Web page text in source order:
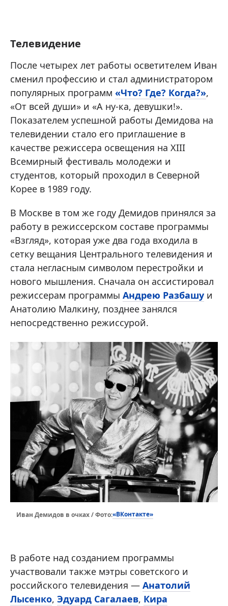
Телевидение
После четырех лет работы осветителем Иван
сменил профессию и стал администратором
популярных программ «Что? Где? Когда?»,
«От всей души» и «А ну-ка, девушки!».
Показателем успешной работы Демидова на
телевидении стало его приглашение в
качестве режиссера освещения на XIII
Всемирный фестиваль молодежи и
студентов, который проходил в Северной
Корее в 1989 году.
В Москве в том же году Демидов принялся за
работу в режиссерском составе программы
«Взгляд», которая уже два года входила в
сетку вещания Центрального телевидения и
стала негласным символом перестройки и
нового мышления. Сначала он ассистировал
режиссерам программы Андрею Разбашу и
Анатолию Малкину, позднее занялся
непосредственно режиссурой.
Иван Демидов в очках / Фото:«ВКонтакте»
В работе над созданием программы
участвовали также мэтры советского и
российского телевидения — Анатолий
Лысенко, Эдуард Сагалаев, Кира